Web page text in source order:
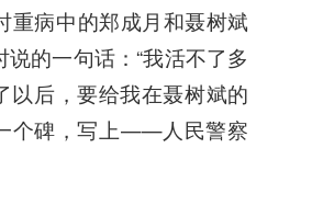
重病中的郑成月和聂树斌
说的一句话：“我活不了多
以后，要给我在聂树斌的
个碑，写上——人民警察